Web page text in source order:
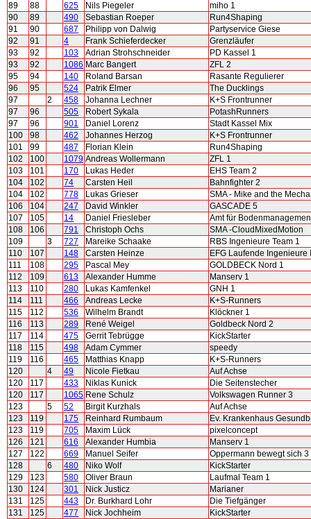
89
88 625 Nils Piegeler
miho 1
90
89 490 Sebastian Roeper
Run4Shaping
91
90 687 Philipp von Dalwig
Partyservice Giese
92
91 4 Frank Schieferdecker
Grenzläufer
93
92 103 Adrian Strohschneider
PD Kassel 1
93
92 1086 Marc Bangert
ZFL 2
95
94 140 Roland Barsan
Rasante Regulierer
96
95 524 Patrik Elmer
The Ducklings
97
2 458 Johanna Lechner
K+S Frontrunner
97
96 505 Robert Sykala
PotashRunners
97
96 901 Daniel Lorenz
Stadt Kassel Mix
100
98 462 Johannes Herzog
K+S Frontrunner
101
99 487 Florian Klein
Run4Shaping
102
100 1079 Andreas Wollermann
ZFL 1
103
101 170 Lukas Heder
EHS Team 2
104
102 74 Carsten Heil
Bahnfighter 2
104
102 778 Lukas Grieser
SMA - Mike and the
106
104 247 David Winkler
GASCADE 5
107
105 14 Daniel Friesleber
Amt für
108
106 791 Christoph Ochs
SMA -CloudMixedMotion
109
3 727 Mareike Schaake
RBS Ingenieure Team 1
110
107 148 Carsten Heinze
EFG Laufende Ingenieure I
111
108 295 Pascal Mey
GOLDBECK Nord 1
112
109 613 Alexander Humme
Manserv 1
113
110 280 Lukas Kamfenkel
GNH 1
114
111 466 Andreas Lecke
K+S-Runners
115
112 536 Wilhelm Brandt
Klöckner 1
116
113 289 René Weigel
Goldbeck Nord 2
117
114 475 Gerrit Tebrügge
KickStarter
118
115 498 Adam Cymmer
speedy
119
116 465 Matthias Knapp
K+S-Runners
120
4 49 Nicole Fietkau
Auf Achse
120
117 433 Niklas Kunick
Die Seitenstecher
120
117 1065 Rene Schulz
Volkswagen Runner 3
123
5 52 Birgit Kurzhals
Auf Achse
123
119 175 Reinhard Rumbaum
Ev. Krankenhaus
123
119 705 Maxim Lück
pixelconcept
126
121 616 Alexander Humbia
Manserv 1
127
122 669 Manuel Seifer
Oppermann bewegt sich 3
128
6 480 Niko Wolf
KickStarter
129
123 580 Oliver Braun
Laufmal Team 1
130
124 301 Nick Justicz
Marianer
131
125 443 Dr. Burkhard Lohr
Die Tiefgänger
131
125 477 Nick Jochheim
KickStarter